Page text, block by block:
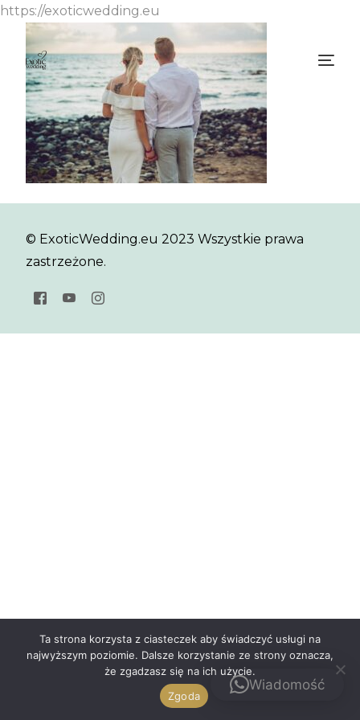
https://exoticwedding.eu
© ExoticWedding.eu 2023 Wszystkie prawa
zastrzeżone.
Kontakt
Wiadomość
Ta strona korzysta z ciasteczek aby świadczyć usługi na
najwyższym poziomie. Dalsze korzystanie ze strony oznacza,
że zgadzasz się na ich użycie.
Zgoda